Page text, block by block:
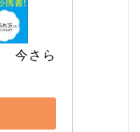
今さら